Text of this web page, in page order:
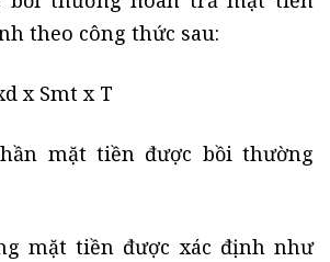
theo công thức sau:
x Smt x T
mặt tiền được bồi thường
mặt tiền được xác định như